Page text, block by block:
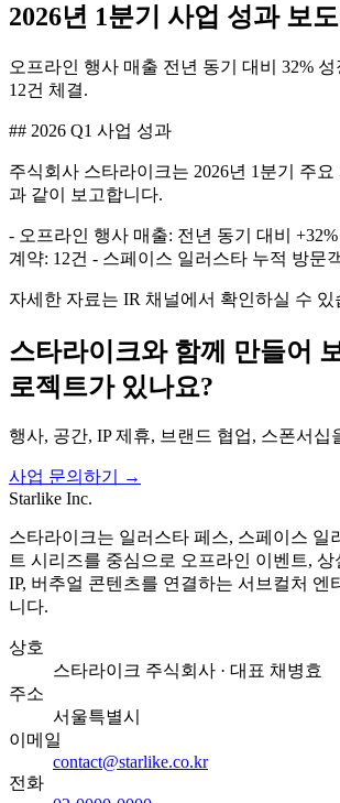
2026년 1분기 사업 성과 보
오프라인 행사 매출 전년 동기 대비 32% 성
12건 체결.
## 2026 Q1 사업 성과
주식회사 스타라이크는 2026년 1분기 주
과 같이 보고합니다.
- 오프라인 행사 매출: 전년 동기 대비
계약: 12건 - 스페이스 일러스타 누적 방문
자세한 자료는 IR 채널에서 확인하실 수 있
스타라이크와 함께 만들어
로젝트가 있나요?
행사, 공간, IP 제휴, 브랜드 협업, 스폰서십
사업 문의하기 →
Starlike Inc.
스타라이크는 일러스타 페스, 스페이스 일
트 시리즈를 중심으로 오프라인 이벤트, 상
IP, 버추얼 콘텐츠를 연결하는 서브컬처 엔
니다.
상호
스타라이크 주식회사 · 대표 채병효
주소
서울특별시
이메일
contact@starlike.co.kr
전화